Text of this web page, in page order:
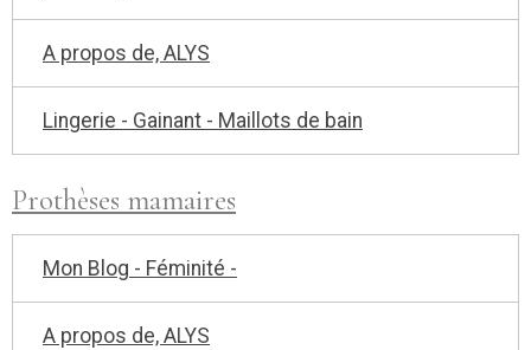
A propos de, ALYS
Lingerie - Gainant - Maillots de bain
Prothèses mamaires
Mon Blog - Féminité -
A propos de, ALYS